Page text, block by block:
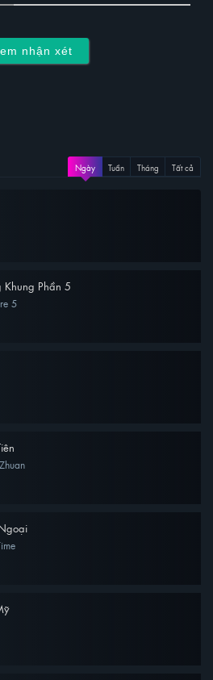
nhận xét
Ngày Tuần Tháng Tất cả
Khung Phần 5
5